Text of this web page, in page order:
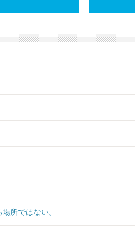
所ではない。